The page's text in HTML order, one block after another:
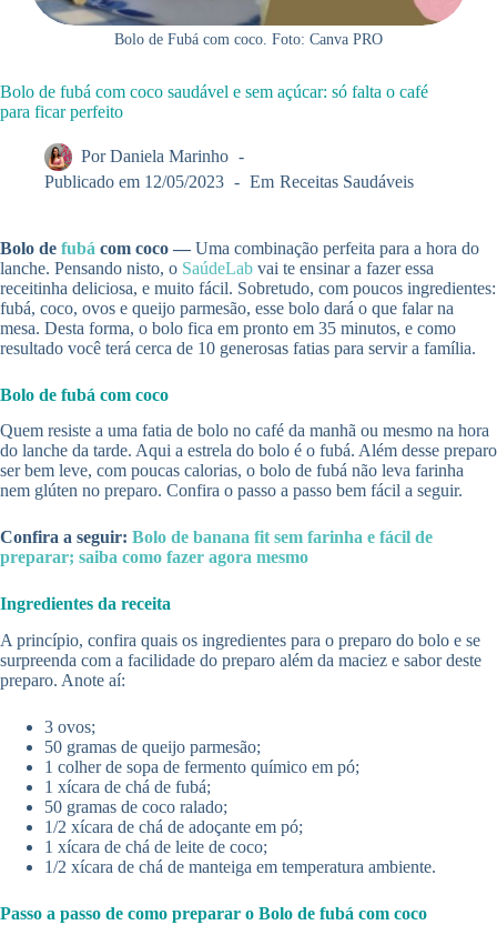
Bolo de Fubá com coco. Foto: Canva PRO
Bolo de fubá com coco saudável e sem açúcar: só falta o café
para ficar perfeito
Por Daniela Marinho
Publicado em 12/05/2023 Em Receitas Saudáveis
Bolo de fubá com coco — Uma combinação perfeita para a hora do
lanche. Pensando nisto, o SaúdeLab vai te ensinar a fazer essa
receitinha deliciosa, e muito fácil. Sobretudo, com poucos ingredientes:
fubá, coco, ovos e queijo parmesão, esse bolo dará o que falar na
mesa. Desta forma, o bolo fica em pronto em 35 minutos, e como
resultado você terá cerca de 10 generosas fatias para servir a família.
Bolo de fubá com coco
Quem resiste a uma fatia de bolo no café da manhã ou mesmo na hora
do lanche da tarde. Aqui a estrela do bolo é o fubá. Além desse preparo
ser bem leve, com poucas calorias, o bolo de fubá não leva farinha
nem glúten no preparo. Confira o passo a passo bem fácil a seguir.
Confira a seguir: Bolo de banana fit sem farinha e fácil de
preparar; saiba como fazer agora mesmo
Ingredientes da receita
A princípio, confira quais os ingredientes para o preparo do bolo e se
surpreenda com a facilidade do preparo além da maciez e sabor deste
preparo. Anote aí:
3 ovos;
50 gramas de queijo parmesão;
1 colher de sopa de fermento químico em pó;
1 xícara de chá de fubá;
50 gramas de coco ralado;
1/2 xícara de chá de adoçante em pó;
1 xícara de chá de leite de coco;
1/2 xícara de chá de manteiga em temperatura ambiente.
Passo a passo de como preparar o Bolo de fubá com coco